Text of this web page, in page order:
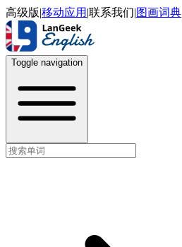
高级版|移动应用 |联系我们|图画词典
Toggle navigation